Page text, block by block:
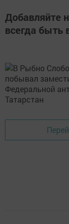
Добавляйте
всегда быть